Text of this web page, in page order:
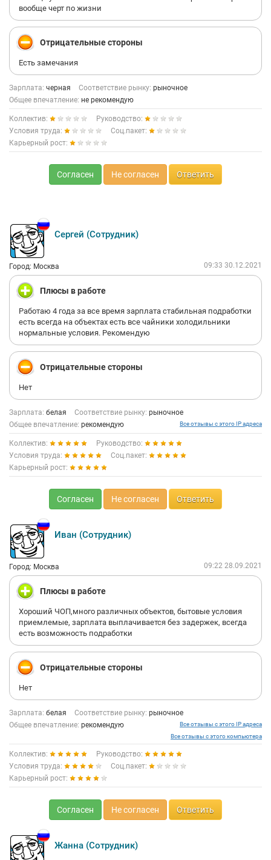
вообще черт по жизни
Отрицательные стороны
Есть замечания
Зарплата: черная Соответствие рынку: рыночное
Общее впечатление: не рекомендую
Коллектив:
Руководство:
Условия труда:
Соц.пакет:
Карьерный рост:
Согласен Не согласен Ответить
Сергей (Сотрудник)
Город: Москва 09:33 30.12.2021
Плюсы в работе
Работаю 4 года за все время зарплата стабильная подработки
есть всегда на объектах есть все чайники холодильники
нормальные условия. Рекомендую
Отрицательные стороны
Нет
Зарплата: белая Соответствие рынку: рыночное
Общее впечатление: рекомендую Все отзывы с этого IP адреса
Коллектив:
Руководство:
Условия труда:
Соц.пакет:
Карьерный рост:
Согласен Не согласен Ответить
Иван (Сотрудник)
Город: Москва 09:22 28.09.2021
Плюсы в работе
Хороший ЧОП,много различных объектов, бытовые условия
приемлемые, зарплата выплачивается без задержек, всегда
есть возможность подработки
Отрицательные стороны
Нет
Зарплата: белая Соответствие рынку: рыночное
Общее впечатление: рекомендую
Все отзывы с этого IP адреса
Все отзывы с этого компьютера
Коллектив:
Руководство:
Условия труда:
Соц.пакет:
Карьерный рост:
Согласен Не согласен Ответить
Жанна (Сотрудник)